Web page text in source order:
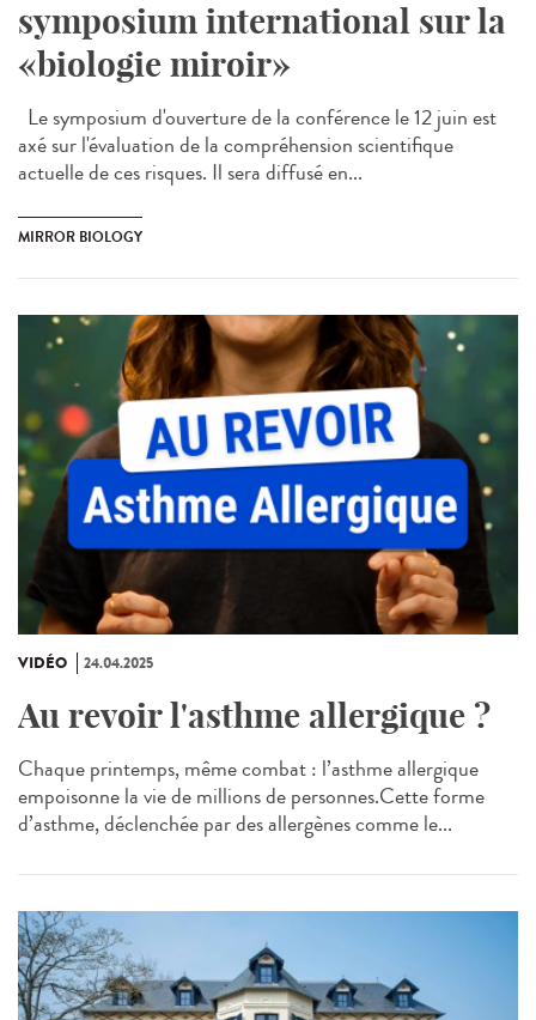
symposium international sur la
«biologie miroir»
Le symposium d'ouverture de la conférence le 12 juin est
axé sur l'évaluation de la compréhension scientifique
actuelle de ces risques. Il sera diffusé en...
MIRROR BIOLOGY
VIDÉO 24.04.2025
Au revoir l'asthme allergique ?
Chaque printemps, même combat : l’asthme allergique
empoisonne la vie de millions de personnes.Cette forme
d’asthme, déclenchée par des allergènes comme le...